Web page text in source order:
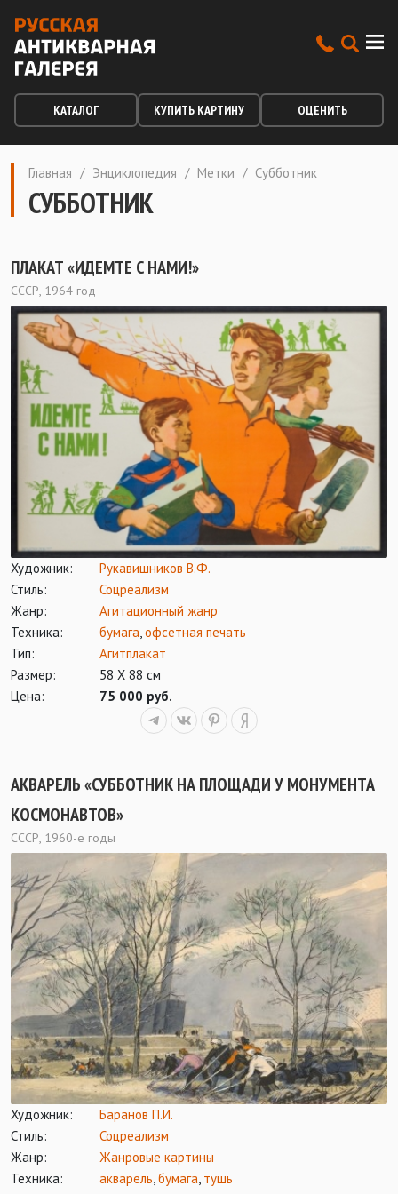
КАТАЛОГ КУПИТЬ КАРТИНУ ОЦЕНИТЬ
Главная / Энциклопедия / Метки / Субботник
СУББОТНИК
ПЛАКАТ «ИДЕМТЕ С НАМИ!»
СССР, 1964 год
Художник:
Рукавишников В.Ф.
Стиль:
Соцреализм
Жанр:
Агитационный жанр
Техника:
бумага,офсетная печать
Тип:
Агитплакат
Размер:
58 Х 88 см
Цена:
75 000 руб.
АКВАРЕЛЬ «СУББОТНИК НА ПЛОЩАДИ У МОНУМЕНТА
КОСМОНАВТОВ»
СССР, 1960-е годы
Художник:
Баранов П.И.
Стиль:
Соцреализм
Жанр:
Жанровые картины
Техника:
акварель,бумага, тушь